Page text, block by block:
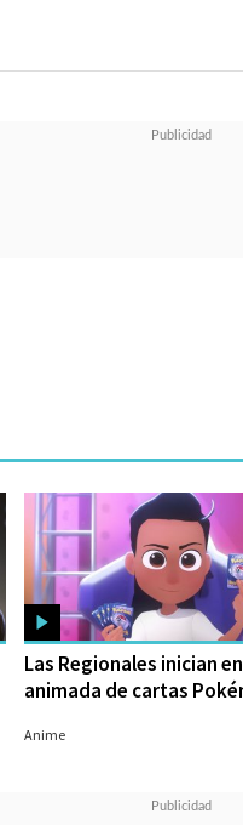
Las Regionales inician
animada de cartas
Anime